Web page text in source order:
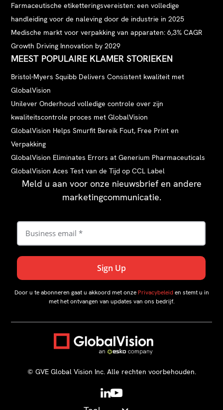
Farmaceutische etiketteringsvereisten: een volledige
handleiding voor de naleving door de industrie in 2025
Medische markt voor verpakking van apparaten: 6,3% CAGR
Growth Driving Innovation by 2029
MEEST POPULAIRE KLAMER STORIEKEN
Bristol-Myers Squibb Delivers Consistent kwaliteit met
GlobalVision
Unilever Onderhoud volledige controle over zijn
kwaliteitscontrole proces met GlobalVision
GlobalVision Helps Smurfit Bereik Fout, Free Print en
Verpakking
GlobalVision Eliminates Errors at Generium Pharmaceuticals
GlobalVision Aces Test van de Tijd op CCL Label
Meld u aan voor onze nieuwsbrief en andere
marketingcommunicatie.
Door u te abonneren gaat u akkoord met onze Privacybeleiden stemt u in
met het ontvangen van updates van ons bedrijf.
©️ GVE Global Vision Inc. Alle rechten voorbehouden.